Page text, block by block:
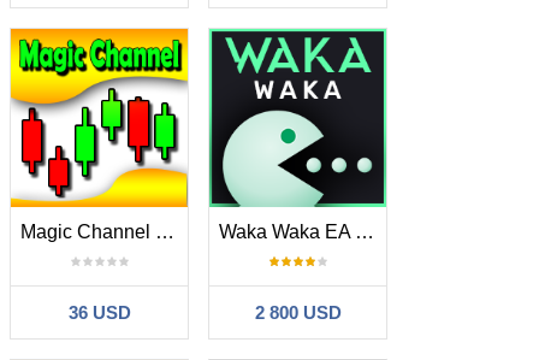
Magic Channel Scalper MT5
36 USD
Waka Waka EA MT5
2 800 USD